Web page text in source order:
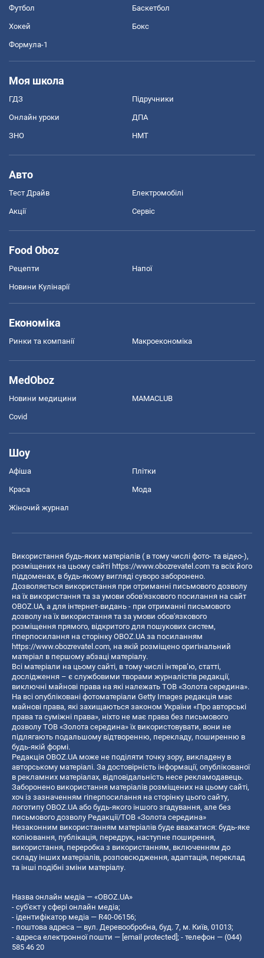
Футбол Баскетбол
Хокей Бокс
Формула-1
Моя школа
ГДЗ Підручники
Онлайн уроки ДПА
ЗНО НМТ
Авто
Тест Драйв Електромобілі
Акції Сервіс
Food Oboz
Рецепти Напої
Новини Кулінарії
Економіка
Ринки та компанії Макроекономіка
MedOboz
Новини медицини MAMACLUB
Covid
Шоу
Афіша Плітки
Краса Мода
Жіночий журнал
Використання будь-яких матеріалів ( в тому числі фото- та відео-),
розміщених на цьому сайті https://www.obozrevatel.com та всіх його
піддоменах, в будь-якому вигляді суворо заборонено.
Дозволяється використання при отриманні письмового дозволу
на їх використання та за умови обов'язкового посилання на сайт
OBOZ.UA, а для інтернет-видань - при отриманні письмового
дозволу на їх використання та за умови обов'язкового
розміщення прямого, відкритого для пошукових систем,
гіперпосилання на сторінку OBOZ.UA за посиланням
https://www.obozrevatel.com, на якій розміщено оригінальний
матеріал в першому абзаці матеріалу.
Всі матеріали на цьому сайті, в тому числі інтерв’ю, статті,
дослідження – є службовими творами журналістів редакції,
виключні майнові права на які належать ТОВ «Золота середина».
На всі опубліковані фотоматеріали Getty Images редакція має
майнові права, які захищаються законом України «Про авторські
права та суміжні права», ніхто не має права без письмового
дозволу ТОВ «Золота середина» їх використовувати, вони не
підлягають подальшому відтворенню, перекладу, поширенню в
будь-якій формі.
Редакція OBOZ.UA може не поділяти точку зору, викладену в
авторському матеріалі. За достовірність інформації, опублікованої
в рекламних матеріалах, відповідальність несе рекламодавець.
Заборонено використання матеріалів розміщених на цьому сайті,
хоч із зазначенням гіперпосилання на сторінку цього сайту,
логотипу OBOZ.UA або будь-якого іншого згадування, але без
письмового дозволу Редакції/ТОВ «Золота середина»
Незаконним використанням матеріалів буде вважатися: будь-яке
копiювання, публiкацiя, передрук, наступне поширення,
використання, переробка з використанням, включенням до
складу інших матеріалів, розповсюдження, адаптація, переклад
та інші подібні зміни матеріалу.
Назва онлайн медіа — «OBOZ.UA»
- суб'єкт у сфері онлайн медіа;
- ідентифікатор медіа — R40-06156;
- поштова адреса — вул. Деревообробна, буд. 7, м. Київ, 01013;
- адреса електронної пошти — [email protected]; - телефон — (044)
585 46 20